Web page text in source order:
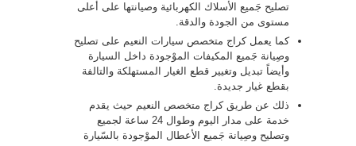
تصليح جَميع الأسلاك الكهربائية وصيانتها على أعلى
مستوى من الجودة والدقة.
كما يعمل كراج متخصص سيارات النعيم على تصليح
وصِيانة جَميع المكيفات الموْجودة داخل السيارة
وأيضاً تبديل وتغيير قطع الغيار المستهلكة والتالفة
بقطع غيار جديدة.
ذلك عن طريق كراج متخصص النعيم حيث يقدم
خدمة على مدار اليوم وطوال 24 ساعة لجميع
وتصليح وصِيانة جَميع الأعطال الموْجودة بالسّيارة